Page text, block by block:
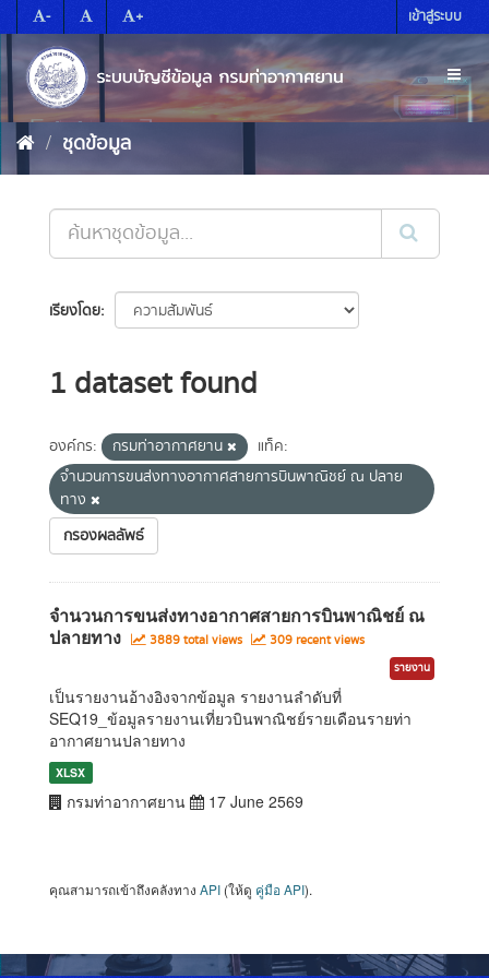
to
content
- + เข้าสู่ระบบ
ชุดข้อมูล
เรียงโดย
1 dataset found
องค์กร: กรมท่าอากาศยาน
แท็ค:
จำนวนการขนส่งทางอากาศสายการบินพาณิชย์ ณ ปลาย
ทาง
กรองผลลัพธ์
จำนวนการขนส่งทางอากาศสายการบินพาณิชย์ ณ
ปลายทาง
3889 total views 309 recent views
รายงาน
เป็นรายงานอ้างอิงจากข้อมูล รายงานลำดับที่
SEQ19_ข้อมูลรายงานเที่ยวบินพาณิชย์รายเดือนรายท่า
อากาศยานปลายทาง
XLSX
กรมท่าอากาศยาน 17 June 2569
คุณสามารถเข้าถึงคลังทาง API (ให้ดู คู่มือ API).